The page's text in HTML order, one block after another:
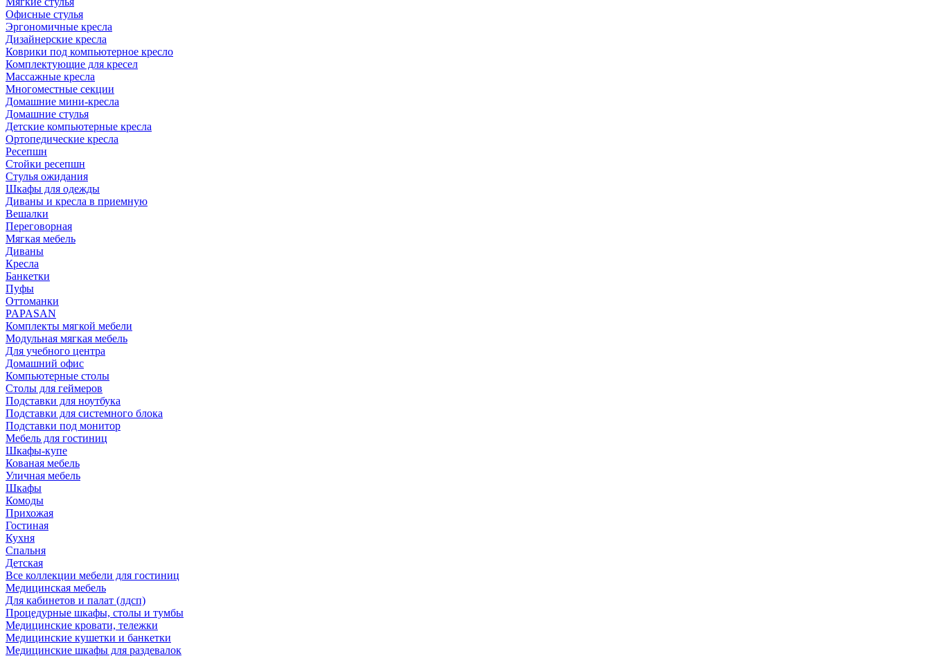
Офисные стулья
Эргономичные кресла
Дизайнерские кресла
Коврики под компьютерное кресло
Комплектующие для кресел
Массажные кресла
Многоместные секции
Домашние мини-кресла
Домашние стулья
Детские компьютерные кресла
Ортопедические кресла
Ресепшн
Стойки ресепшн
Стулья ожидания
Шкафы для одежды
Диваны и кресла в приемную
Вешалки
Переговорная
Мягкая мебель
Диваны
Кресла
Банкетки
Пуфы
Оттоманки
PAPASAN
Комплекты мягкой мебели
Модульная мягкая мебель
Для учебного центра
Домашний офис
Компьютерные столы
Столы для геймеров
Подставки для ноутбука
Подставки для системного блока
Подставки под монитор
Мебель для гостиниц
Шкафы-купе
Кованая мебель
Уличная мебель
Шкафы
Комоды
Прихожая
Гостиная
Кухня
Спальня
Детская
Все коллекции мебели для гостиниц
Медицинская мебель
Для кабинетов и палат (лдсп)
Процедурные шкафы, столы и тумбы
Медицинские кровати, тележки
Медицинские кушетки и банкетки
Медицинские шкафы для раздевалок